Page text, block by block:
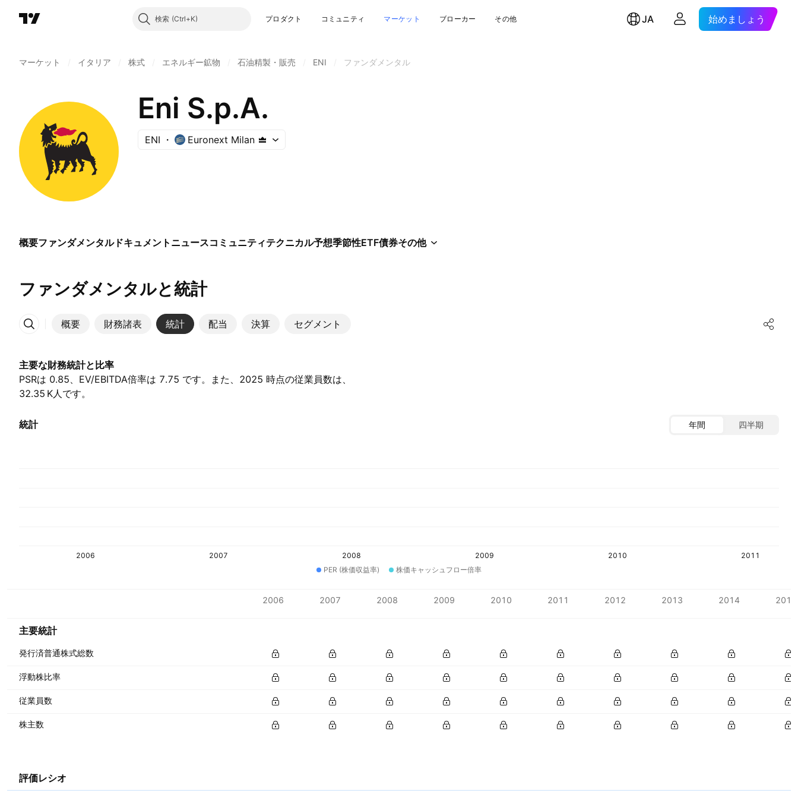
検索 プロダクト コミュニティ マーケット ブローカー その他 JA 始めましょう
マーケット イタリア 株式 エネルギー鉱物 石油精製・販売 ENI ファンダメンタル
Eni S.p.A.
ENI Euronext Milan
概要ファンダメンタルドキュメント ニュースコミュニティテクニカル予想季節性ETF債券その他
ファンダメンタルと統計
概要 財務諸表 統計 配当 決算 セグメント
その他
主要な財務統計と比率
PSRは 0.85、EV/EBITDA倍率は 7.75 です。また、2025 時点の従業員数は、‪
32.35 K‬人です。
統計 年間 四半期
2006 2007 2008 2009 2010
2011
PER (株価収益率)
株価キャッシュフロー倍率
2006 2007 2008 2009 2010 2011 2012 2013 2014 2015
主要統計
発行済普通株式総数
浮動株比率
従業員数
株主数
評価レシオ